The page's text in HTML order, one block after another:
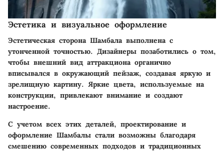
Эстетика и визуальное оформление
Эстетическая сторона Шамбала выполнена с
утонченной точностью. Дизайнеры позаботились о том,
чтобы внешний вид аттракциона органично
вписывался в окружающий пейзаж, создавая яркую и
зрелищную картину. Яркие цвета, используемые на
конструкции, привлекают внимание и создают
настроение.
С учетом всех этих деталей, проектирование и
оформление Шамбалы стали возможны благодаря
смешению современных подходов и традиционных